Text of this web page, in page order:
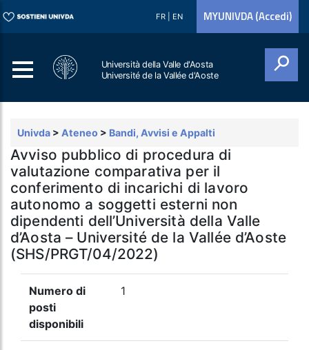
FR EN MYUNIVDA (Accedi)
Università della Valle d'Aosta
Université de la Vallée d'Aoste
Univda > Ateneo > Bandi, Avvisi e Appalti
Avviso pubblico di procedura di
valutazione comparativa per il
conferimento di incarichi di lavoro
autonomo a soggetti esterni non
dipendenti dell’Università della Valle
d’Aosta – Université de la Vallée d’Aoste
(SHS/PRGT/04/2022)
Numero di
posti
disponibili
1